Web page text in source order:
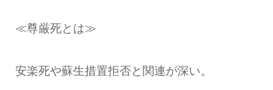
≪尊厳死とは≫
安楽死や蘇生措置拒否と関連が深い。